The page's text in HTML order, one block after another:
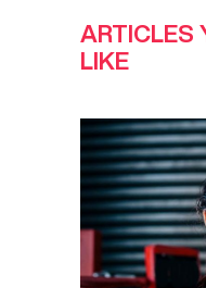
ARTICLES
LIKE